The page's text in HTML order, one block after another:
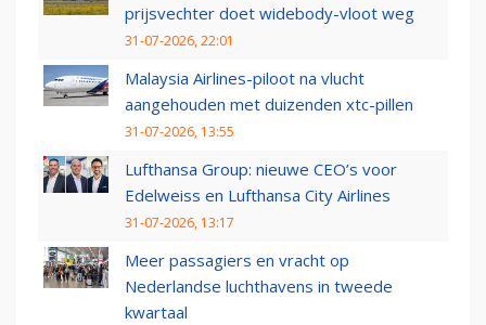
prijsvechter doet widebody-vloot weg
31-07-2026, 22:01
Malaysia Airlines-piloot na vlucht
aangehouden met duizenden xtc-pillen
31-07-2026, 13:55
Lufthansa Group: nieuwe CEO’s voor
Edelweiss en Lufthansa City Airlines
31-07-2026, 13:17
Meer passagiers en vracht op
Nederlandse luchthavens in tweede
kwartaal